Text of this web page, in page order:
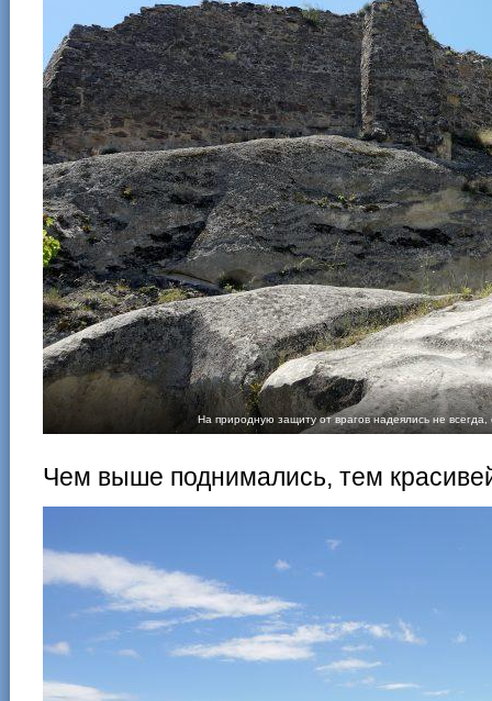
На природную защиту от врагов надеялись не
Чем выше поднимались, тем